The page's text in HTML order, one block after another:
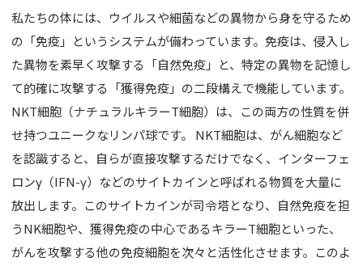
美白内服
Eve V 肌
ドクター
私たちの体には、ウイルスや細菌などの異物から身を守るため
の「免疫」というシステムが備わっています。免疫は、侵入し
た異物を素早く攻撃する「自然免疫」と、特定の異物を記憶し
て的確に攻撃する「獲得免疫」の二段構えで機能しています。
NKT細胞（ナチュラルキラーT細胞）は、この両方の性質を併
せ持つユニークなリンパ球です。 NKT細胞は、がん細胞など
を認識すると、自らが直接攻撃するだけでなく、インターフェ
ロンγ（IFN-γ）などのサイトカインと呼ばれる物質を大量に
放出します。このサイトカインが司令塔となり、自然免疫を担
うNK細胞や、獲得免疫の中心であるキラーT細胞といった、
がんを攻撃する他の免疫細胞を次々と活性化させます。このよ